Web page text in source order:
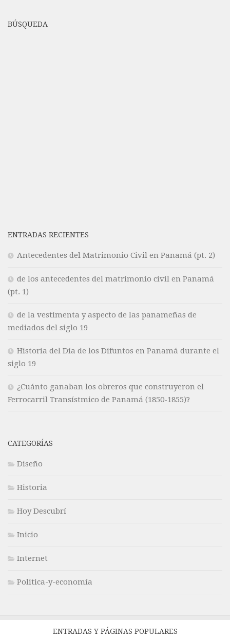
BÚSQUEDA
ENTRADAS RECIENTES
Antecedentes del Matrimonio Civil en Panamá (pt. 2)
de los antecedentes del matrimonio civil en Panamá
(pt. 1)
de la vestimenta y aspecto de las panameñas de
mediados del siglo 19
Historia del Día de los Difuntos en Panamá durante el
siglo 19
¿Cuánto ganaban los obreros que construyeron el
Ferrocarril Transístmico de Panamá (1850-1855)?
CATEGORÍAS
Diseño
Historia
Hoy Descubrí
Inicio
Internet
Politica-y-economía
ENTRADAS Y PÁGINAS POPULARES